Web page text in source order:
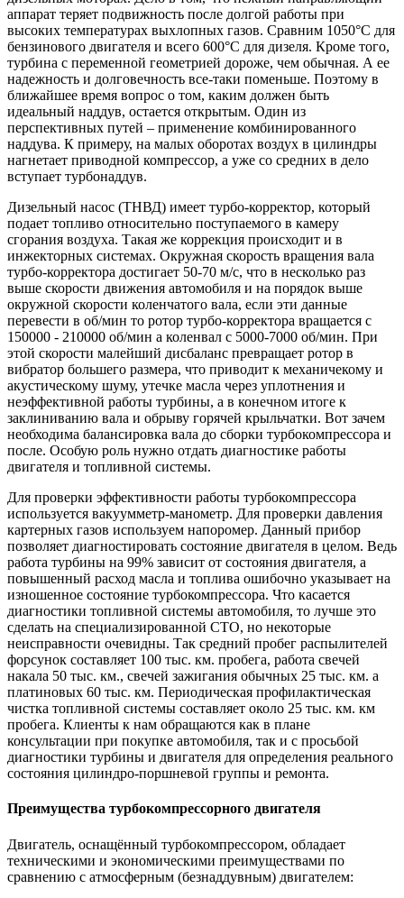
аппарат теряет подвижность после долгой работы при
высоких температурах выхлопных газов. Сравним 1050°С для
бензинового двигателя и всего 600°С для дизеля. Кроме того,
турбина с переменной геометрией дороже, чем обычная. А ее
надежность и долговечность все-таки поменьше. Поэтому в
ближайшее время вопрос о том, каким должен быть
идеальный наддув, остается открытым. Один из
перспективных путей – применение комбинированного
наддува. К примеру, на малых оборотах воздух в цилиндры
нагнетает приводной компрессор, а уже со средних в дело
вступает турбонаддув.
Дизельный насос (ТНВД) имеет турбо-корректор, который
подает топливо относительно поступаемого в камеру
сгорания воздуха. Такая же коррекция происходит и в
инжекторных системах. Окружная скорость вращения вала
турбо-корректора достигает 50-70 м/с, что в несколько раз
выше скорости движения автомобиля и на порядок выше
окружной скорости коленчатого вала, если эти данные
перевести в об/мин то ротор турбо-корректора вращается с
150000 - 210000 об/мин а коленвал с 5000-7000 об/мин. При
этой скорости малейший дисбаланс превращает ротор в
вибратор большего размера, что приводит к механичекому и
акустическому шуму, утечке масла через уплотнения и
неэффективной работы турбины, а в конечном итоге к
заклиниванию вала и обрыву горячей крыльчатки. Вот зачем
необходима балансировка вала до сборки турбокомпрессора и
после. Особую роль нужно отдать диагностике работы
двигателя и топливной системы.
Для проверки эффективности работы турбокомпрессора
используется вакуумметр-манометр. Для проверки давления
картерных газов используем напоромер. Данный прибор
позволяет диагностировать состояние двигателя в целом. Ведь
работа турбины на 99% зависит от состояния двигателя, а
повышенный расход масла и топлива ошибочно указывает на
изношенное состояние турбокомпрессора. Что касается
диагностики топливной системы автомобиля, то лучше это
сделать на специализированной СТО, но некоторые
неисправности очевидны. Так средний пробег распылителей
форсунок составляет 100 тыс. км. пробега, работа свечей
накала 50 тыс. км., свечей зажигания обычных 25 тыс. км. а
платиновых 60 тыс. км. Периодическая профилактическая
чистка топливной системы составляет около 25 тыс. км. км
пробега. Клиенты к нам обращаются как в плане
консультации при покупке автомобиля, так и с просьбой
диагностики турбины и двигателя для определения реального
состояния цилиндро-поршневой группы и ремонта.
Преимущества турбокомпрессорного двигателя
Двигатель, оснащённый турбокомпрессором, обладает
техническими и экономическими преимуществами по
сравнению с атмосферным (безнаддувным) двигателем: